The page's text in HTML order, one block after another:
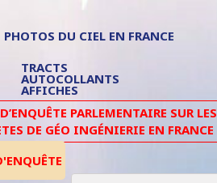
PHOTOS DU CIEL EN FRANCE
TRACTS
AUTOCOLLANTS
AFFICHES
PARLEMENTAIRE SUR LES
DE GÉO INGÉNIERIE EN FRANCE